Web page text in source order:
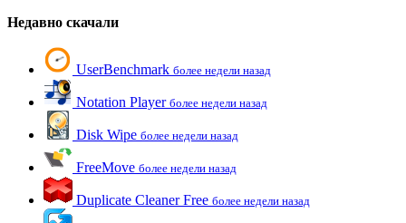
Недавно скачали
UserBenchmark более недели назад
Notation Player более недели назад
Disk Wipe более недели назад
FreeMove более недели назад
Duplicate Cleaner Free более недели назад